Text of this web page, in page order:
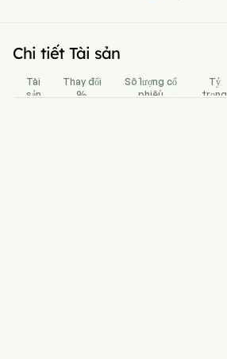
Chi tiết Tài sản
Tài
sản
Thay đổi
%
Số lượng cổ
phiếu
Tỷ
trọng